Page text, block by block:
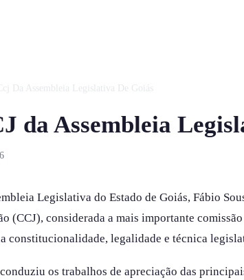
Da Assembleia Legislativa De Goiás
da Assembleia
Legislativa do Estado de Goiás, Fábio
(CCJ), considerada a mais importante
constitucionalidade, legalidade e técnica
os trabalhos de apreciação das